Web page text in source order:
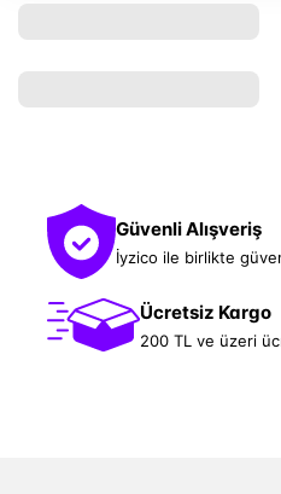
Güvenli Alışveriş
İyzico ile birlikte
Ücretsiz Kargo
200 TL ve üzeri